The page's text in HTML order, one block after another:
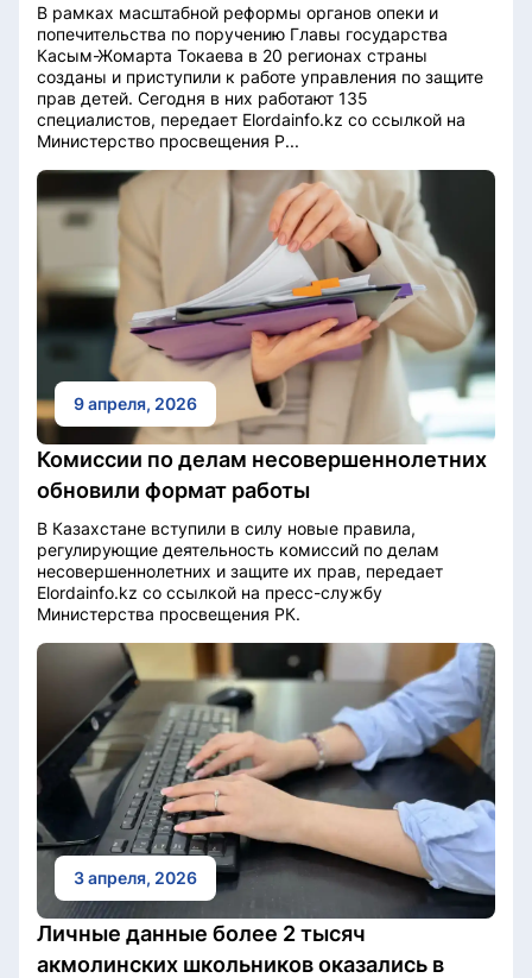
В рамках масштабной реформы органов опеки и
попечительства по поручению Главы государства
Касым-Жомарта Токаева в 20 регионах страны
созданы и приступили к работе управления по защите
прав детей. Сегодня в них работают 135
специалистов, передает Elordainfo.kz со ссылкой на
Министерство просвещения Р...
9 апреля, 2026
Комиссии по делам несовершеннолетних
обновили формат работы
В Казахстане вступили в силу новые правила,
регулирующие деятельность комиссий по делам
несовершеннолетних и защите их прав, передает
Elordainfo.kz со ссылкой на пресс-службу
Министерства просвещения РК.
3 апреля, 2026
Личные данные более 2 тысяч
акмолинских школьников оказались в